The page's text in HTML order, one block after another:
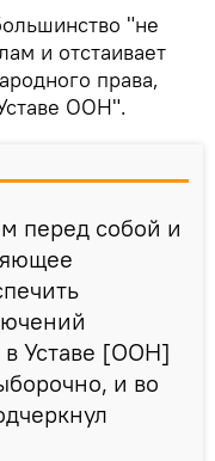
"не
и отстаивает
права,
ООН".
перед собой и
Уставе [ООН]
и во